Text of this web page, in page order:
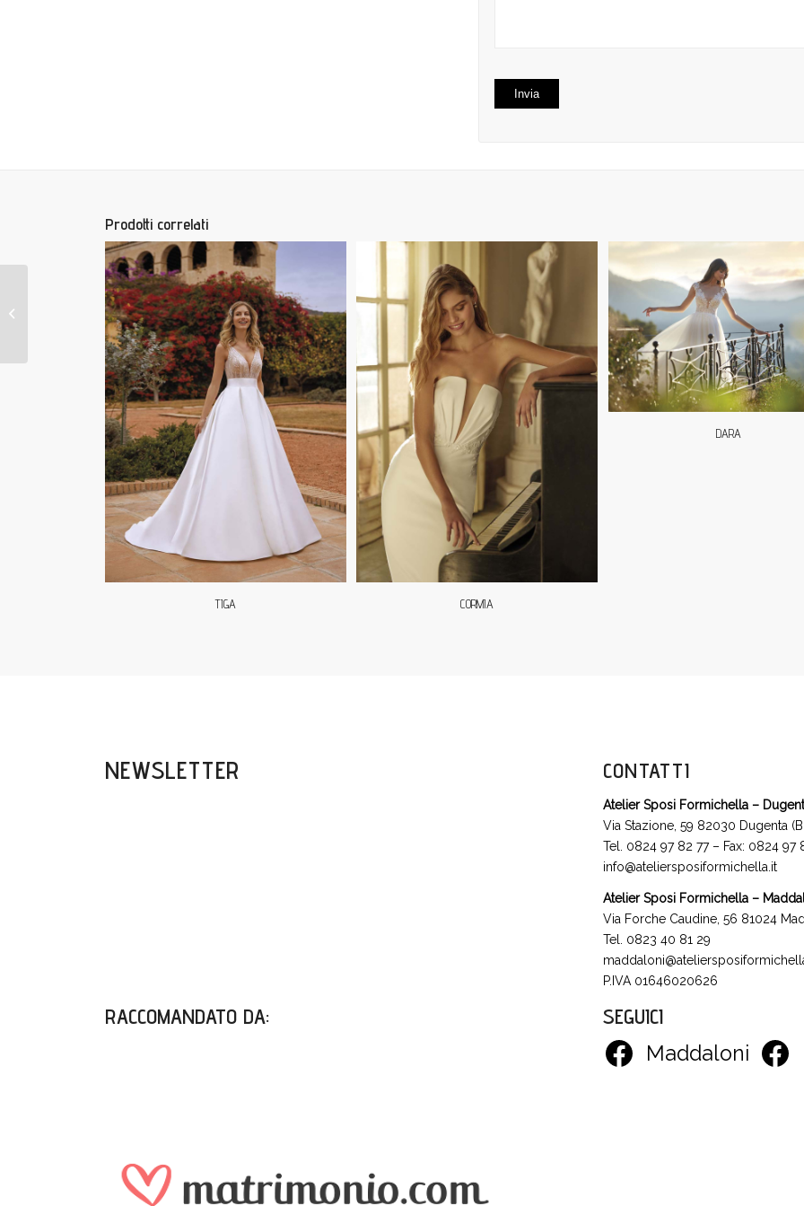
Prodotti correlati
TIGA CORMIA
DARA
NEWSLETTER CONTATTI
Atelier Sposi Formichella –
Via Stazione, 59 82030 Dugenta
Tel. 0824 97 82 77 – Fax: 0824 97
info@ateliersposiformichella.it
Atelier Sposi Formichella –
Via Forche Caudine, 56 81024
Tel. 0823 40 81 29
P.IVA 01646020626
RACCOMANDATO DA: SEGUICI
Maddaloni